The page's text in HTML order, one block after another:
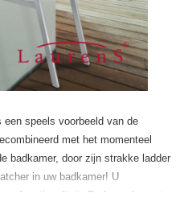
een speels voorbeeld van de
met het momenteel
badkamer, door zijn strakke ladder
in uw badkamer! U
functionaliteit. De Lascalo past